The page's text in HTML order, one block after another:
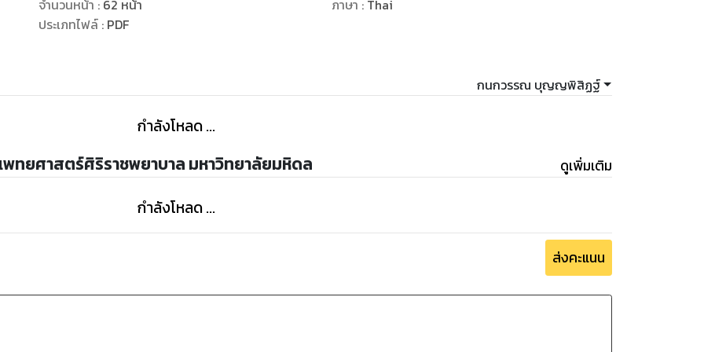
ศึกษาในรายละเอียดเพิ่มเติมต่อไป
จำนวนหน้า : 62 หน้า
ประเภทไฟล์: PDF
ภาษา : Thai
กนกวรรณ บุญญพิสิฏฐ์
กำลังโหลด ...
ยศาสตร์ศิริราชพยาบาล มหาวิทยาลัยมหิดล ดูเพิ่มเติม
กำลังโหลด ...
ส่งคะแนน